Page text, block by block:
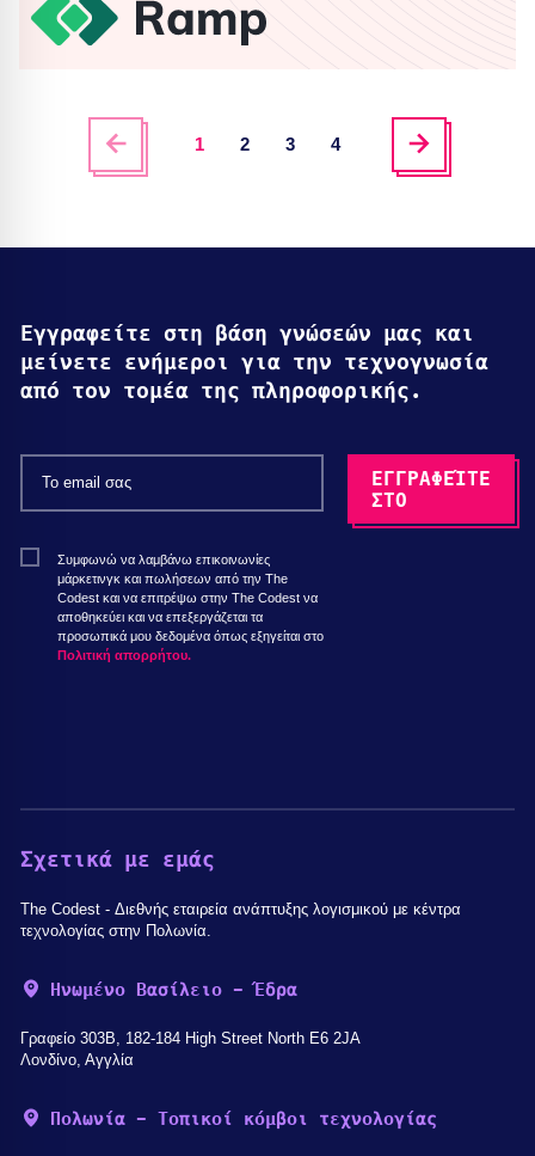
1 2 3 4
Εγγραφείτε στη βάση γνώσεών μας και
μείνετε ενήμεροι για την τεχνογνωσία
από τον τομέα της πληροφορικής.
Συμφωνώ να λαμβάνω επικοινωνίες
μάρκετινγκ και πωλήσεων από την The
Codest και να επιτρέψω στην The Codest να
αποθηκεύει και να επεξεργάζεται τα
προσωπικά μου δεδομένα όπως εξηγείται στο
Πολιτική απορρήτου.
Σχετικά με εμάς
The Codest - Διεθνής εταιρεία ανάπτυξης λογισμικού με κέντρα
τεχνολογίας στην Πολωνία.
Ηνωμένο Βασίλειο - Έδρα
Γραφείο 303B, 182-184 High Street North E6 2JA
Λονδίνο, Αγγλία
Πολωνία - Τοπικοί κόμβοι τεχνολογίας